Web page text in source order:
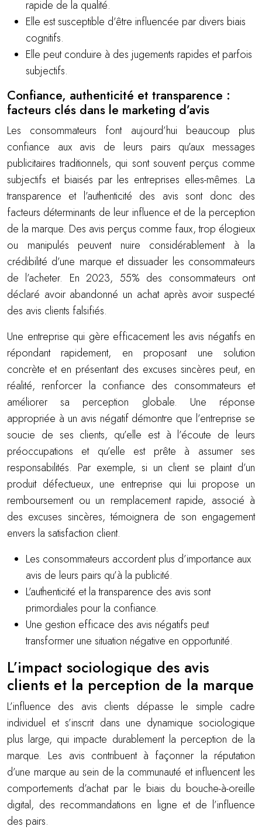
rapide de la qualité.
Elle est susceptible d’être influencée par divers biais
cognitifs.
Elle peut conduire à des jugements rapides et parfois
subjectifs.
Confiance, authenticité et transparence :
facteurs clés dans le marketing d’avis
Les consommateurs font aujourd’hui beaucoup plus
confiance aux avis de leurs pairs qu’aux messages
publicitaires traditionnels, qui sont souvent perçus comme
subjectifs et biaisés par les entreprises elles-mêmes. La
transparence et l’authenticité des avis sont donc des
facteurs déterminants de leur influence et de la perception
de la marque. Des avis perçus comme faux, trop élogieux
ou manipulés peuvent nuire considérablement à la
crédibilité d’une marque et dissuader les consommateurs
de l’acheter. En 2023, 55% des consommateurs ont
déclaré avoir abandonné un achat après avoir suspecté
des avis clients falsifiés.
Une entreprise qui gère efficacement les avis négatifs en
répondant rapidement, en proposant une solution
concrète et en présentant des excuses sincères peut, en
réalité, renforcer la confiance des consommateurs et
améliorer sa perception globale. Une réponse
appropriée à un avis négatif démontre que l’entreprise se
soucie de ses clients, qu’elle est à l’écoute de leurs
préoccupations et qu’elle est prête à assumer ses
responsabilités. Par exemple, si un client se plaint d’un
produit défectueux, une entreprise qui lui propose un
remboursement ou un remplacement rapide, associé à
des excuses sincères, témoignera de son engagement
envers la satisfaction client.
Les consommateurs accordent plus d’importance aux
avis de leurs pairs qu’à la publicité.
L’authenticité et la transparence des avis sont
primordiales pour la confiance.
Une gestion efficace des avis négatifs peut
transformer une situation négative en opportunité.
L’impact sociologique des avis
clients et la perception de la marque
L’influence des avis clients dépasse le simple cadre
individuel et s’inscrit dans une dynamique sociologique
plus large, qui impacte durablement la perception de la
marque. Les avis contribuent à façonner la réputation
d’une marque au sein de la communauté et influencent les
comportements d’achat par le biais du bouche-à-oreille
digital, des recommandations en ligne et de l’influence
des pairs.